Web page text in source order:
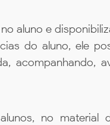
aluno e
do aluno, ele
acompanhando,
no material